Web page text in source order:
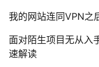
我的网站连同VPN之
面对陌生项目无从入
速解读